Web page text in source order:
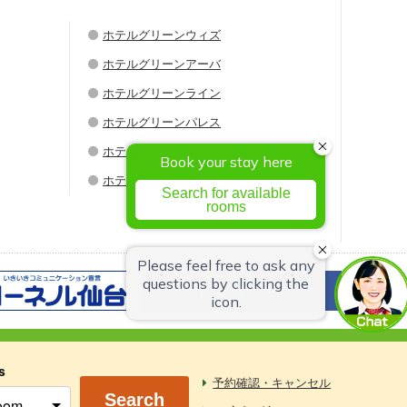
Search
予約確認・キャンセル
ホテルグリーンウィズ
ホテルグリーンアーバ
ホテルグリーンライン
ホテルグリーンパレス
ホテルグリーンシティ
ホテルグリーンウエル